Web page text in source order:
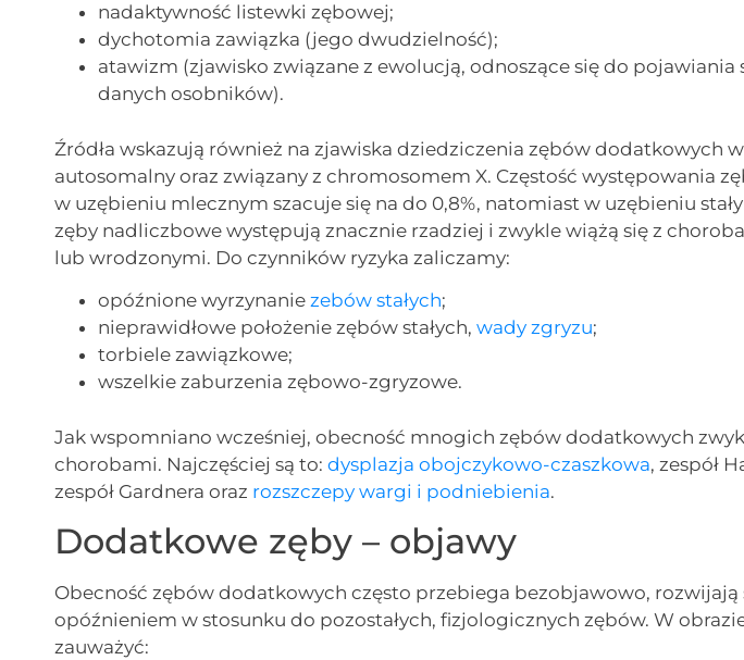
nadaktywność listewki zębowej;
dychotomia zawiązka (jego dwudzielność);
atawizm (zjawisko związane z ewolucją, odnoszące się do pojawiania
danych osobników).
Źródła wskazują również na zjawiska dziedziczenia zębów dodatkowych
autosomalny oraz związany z chromosomem X. Częstość występowania
w uzębieniu mlecznym szacuje się na do 0,8%, natomiast w uzębieniu
zęby nadliczbowe występują znacznie rzadziej i zwykle wiążą się z
lub wrodzonymi. Do czynników ryzyka zaliczamy:
opóźnione wyrzynaniezebów stałych;
nieprawidłowe położenie zębów stałych,wady zgryzu;
torbiele zawiązkowe;
wszelkie zaburzenia zębowo-zgryzowe.
Jak wspomniano wcześniej, obecność mnogich zębów dodatkowych
chorobami. Najczęściej są to:dysplazja obojczykowo-czaszkowa, zespół
zespół Gardnera oraz rozszczepy wargi i podniebienia.
Dodatkowe zęby – objawy
Obecność zębów dodatkowych często przebiega bezobjawowo, rozwijają
opóźnieniem w stosunku do pozostałych, fizjologicznych zębów. W
zauważyć: